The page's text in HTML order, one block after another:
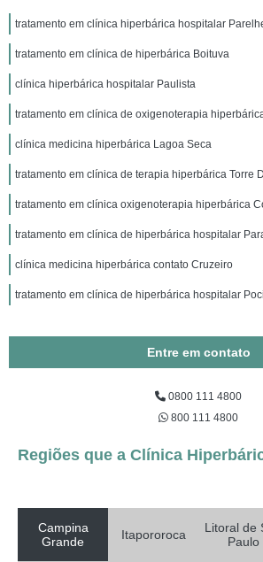
tratamento em clínica hiperbárica hospitalar
tratamento em clínica de hiperbárica Boituva
clínica hiperbárica hospitalar Paulista
tratamento em clínica de oxigenoterapia
clínica medicina hiperbárica Lagoa Seca
tratamento em clínica de terapia hiperbárica Torre
tratamento em clínica oxigenoterapia hiperbárica
tratamento em clínica de hiperbárica hospitalar
clínica medicina hiperbárica contato Cruzeiro
tratamento em clínica de hiperbárica hospitalar
Entre em contato
0800 111 4800
800 111 4800
Regiões que a Clínica
Campina
Grande
Itapororoca
Litoral de
Paulo